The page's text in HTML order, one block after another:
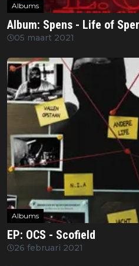
Albums
Album: Spens - Life of
05 maart 2021
Albums
EP: OCS - Scofield
26 februari 2021